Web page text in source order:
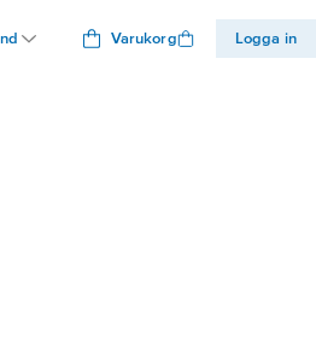
Varukorg Logga in